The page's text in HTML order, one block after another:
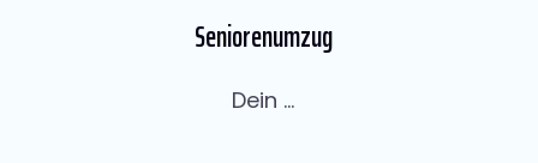
Seniorenumzug
Dein ...